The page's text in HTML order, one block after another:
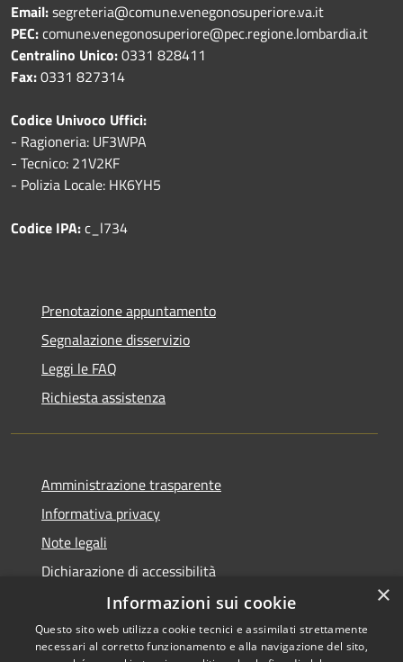
Email:segreteria@comune.venegonosuperiore.va.it
PEC:comune.venegonosuperiore@pec.regione.lombardia.it
Centralino Unico:0331 828411
Fax:0331 827314
Codice Univoco Uffici:
- Ragioneria: UF3WPA
- Tecnico: 21V2KF
- Polizia Locale: HK6YH5
Codice IPA:c_l734
Prenotazione appuntamento
Segnalazione disservizio
Leggi le FAQ
Richiesta assistenza
Amministrazione trasparente
Informativa privacy
Note legali
Dichiarazione di accessibilità
×
Informazioni sui cookie
Questo sito web utilizza cookie tecnici e assimilati strettamente
necessari al corretto funzionamento e alla navigazione del sito,